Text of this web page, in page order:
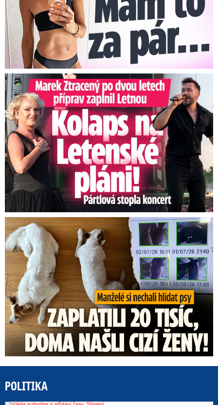
Marek Ztracený na Letné: Pártlová stopla koncert
Za hlídání psů zaplatili 20 tisíc, doma našli cizí ženy!
POLITIKA